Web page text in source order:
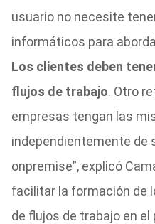
usuario no necesite
informáticos para
Los clientes deben
flujos de trabajo. Otro
empresas tengan las
independientemente de
onpremise”, explicó
facilitar la formación de
de flujos de trabajo en el